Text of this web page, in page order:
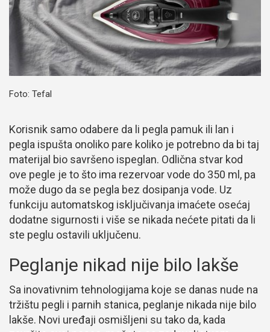
Foto: Tefal
Korisnik samo odabere da li pegla pamuk ili lan i
pegla ispušta onoliko pare koliko je potrebno da bi taj
materijal bio savršeno ispeglan. Odlična stvar kod
ove pegle je to što ima rezervoar vode do 350 ml, pa
može dugo da se pegla bez dosipanja vode. Uz
funkciju automatskog isključivanja imaćete osećaj
dodatne sigurnosti i više se nikada nećete pitati da li
ste peglu ostavili uključenu.
Peglanje nikad nije bilo lakše
Sa inovativnim tehnologijama koje se danas nude na
tržištu pegli i parnih stanica, peglanje nikada nije bilo
lakše. Novi uređaji osmišljeni su tako da, kada